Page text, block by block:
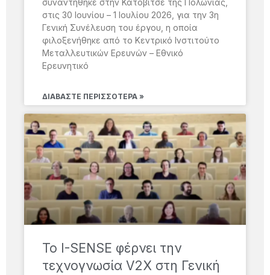
συναντήθηκε στην Κατοβίτσε της Πολωνίας,
στις 30 Ιουνίου – 1 Ιουλίου 2026, για την 3η
Γενική Συνέλευση του έργου, η οποία
φιλοξενήθηκε από το Κεντρικό Ινστιτούτο
Μεταλλευτικών Ερευνών – Εθνικό
Ερευνητικό
ΔΙΑΒΆΣΤΕ ΠΕΡΙΣΣΌΤΕΡΑ »
Το I-SENSE φέρνει την
τεχνογνωσία V2X στη Γενική